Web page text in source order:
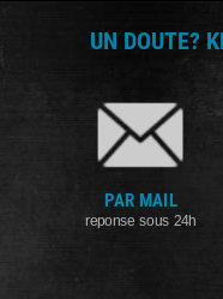
UN DOUTE?
PAR MAIL
reponse sous 24h